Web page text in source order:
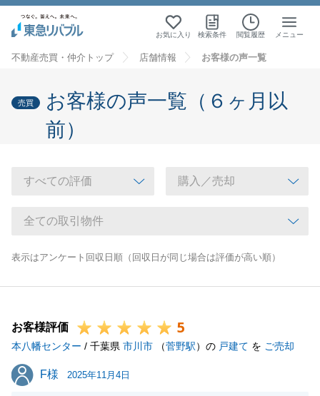
お気に入り 検索条件 閲覧履歴 メニュー
不動産売買・仲介トップ 店舗情報 お客様の声一覧
売買
お客様の声一覧（６ヶ月以
前）
表示はアンケート回収日順（回収日が同じ場合は評価が高い順）
お客様評価 5
本八幡センター / 千葉県 市川市 （菅野駅）の 戸建て を ご売却
F様
F様 2025年11月4日